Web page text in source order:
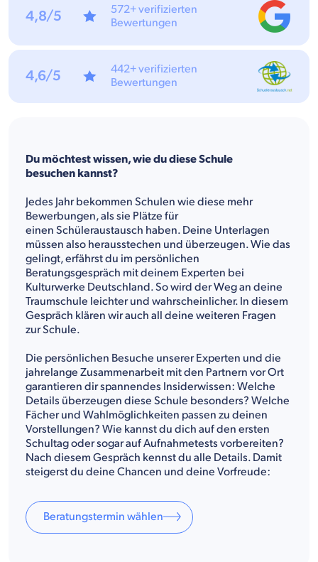
Du möchtest wissen, wie du diese Schule
besuchen kannst?
Jedes Jahr bekommen Schulen wie diese mehr
Bewerbungen, als sie Plätze für
einen Schüleraustausch haben. Deine Unterlagen
müssen also herausstechen und überzeugen. Wie das
gelingt, erfährst du im persönlichen
Beratungsgespräch mit deinem Experten bei
Kulturwerke Deutschland. So wird der Weg an deine
Traumschule leichter und wahrscheinlicher. In diesem
Gespräch klären wir auch all deine weiteren Fragen
zur Schule.
Die persönlichen Besuche unserer Experten und die
jahrelange Zusammenarbeit mit den Partnern vor Ort
garantieren dir spannendes Insiderwissen: Welche
Details überzeugen diese Schule besonders? Welche
Fächer und Wahlmöglichkeiten passen zu deinen
Vorstellungen? Wie kannst du dich auf den ersten
Schultag oder sogar auf Aufnahmetests vorbereiten?
Nach diesem Gespräch kennst du alle Details. Damit
steigerst du deine Chancen und deine Vorfreude:
Beratungstermin wählen
4,8/5
572+ verifizierten
Bewertungen
4,6/5
442+ verifizierten
Bewertungen